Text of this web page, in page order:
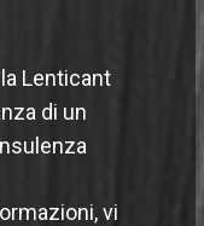
Lenticant
di un
vi